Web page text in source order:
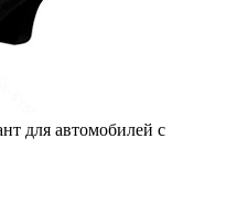
для автомобилей с